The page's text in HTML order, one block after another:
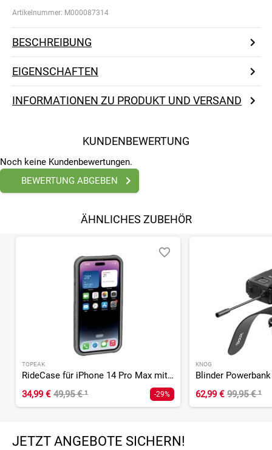
Artikelnummer: M000087314
BESCHREIBUNG
EIGENSCHAFTEN
INFORMATIONEN ZU PRODUKT UND VERSAND
KUNDENBEWERTUNG
Noch keine Kundenbewertungen.
BEWERTUNG ABGEBEN
ÄHNLICHES ZUBEHÖR
TOPEAK
RideCase für iPhone 14 Pro Max mit Halter
34,99 € 49,95 €¹ -29%
KNOG
Blinder
62,99 € 99,95 €¹
JETZT ANGEBOTE SICHERN!